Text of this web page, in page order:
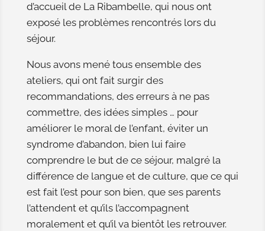
d’accueil de La Ribambelle, qui nous ont
exposé les problèmes rencontrés lors du
séjour.
Nous avons mené tous ensemble des
ateliers, qui ont fait surgir des
recommandations, des erreurs à ne pas
commettre, des idées simples … pour
améliorer le moral de l’enfant, éviter un
syndrome d’abandon, bien lui faire
comprendre le but de ce séjour, malgré la
différence de langue et de culture, que ce qui
est fait l’est pour son bien, que ses parents
l’attendent et qu’ils l’accompagnent
moralement et qu’il va bientôt les retrouver.